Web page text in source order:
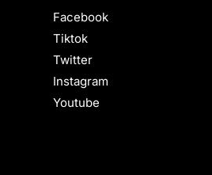
Facebook
Tiktok
Twitter
Instagram
Youtube